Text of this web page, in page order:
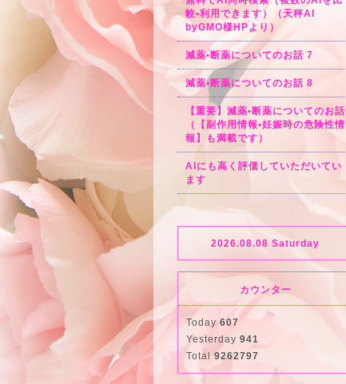
較•利用できます）（天秤AI
byGMO様HPより）
減薬•断薬についてのお話 7
減薬•断薬についてのお話 8
【重要】減薬•断薬についてのお話
（【副作用情報•妊娠時の危険性情
報】も満載です）
AIにも高く評価していただいてい
ます
2026.08.08 Saturday
カウンター
Today 607
Yesterday 941
Total 9262797